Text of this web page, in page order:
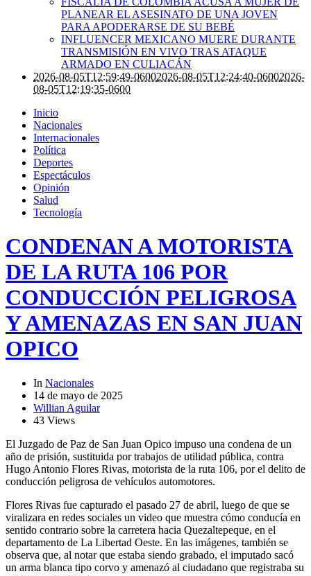
PLANEAR EL ASESINATO DE UNA JOVEN
PARA APODERARSE DE SU BEBÉ
INFLUENCER MEXICANO MUERE DURANTE
TRANSMISIÓN EN VIVO TRAS ATAQUE
ARMADO EN CULIACÁN
2026-08-05T12:59:49-06002026-08-05T12:24:40-06002026-
08-05T12:19:35-0600
Inicio
Nacionales
Internacionales
Política
Deportes
Espectáculos
Opinión
Salud
Tecnología
CONDENAN A MOTORISTA
DE LA RUTA 106 POR
CONDUCCIÓN PELIGROSA
Y AMENAZAS EN SAN JUAN
OPICO
In Nacionales
14 de mayo de 2025
Willian Aguilar
43 Views
El Juzgado de Paz de San Juan Opico impuso una condena de un
año de prisión, sustituida por trabajos de utilidad pública, contra
Hugo Antonio Flores Rivas, motorista de la ruta 106, por el delito de
conducción peligrosa de vehículos automotores.
Flores Rivas fue capturado el pasado 27 de abril, luego de que se
viralizara en redes sociales un video que muestra cómo conducía en
sentido contrario sobre la carretera hacia Quezaltepeque, en el
departamento de La Libertad Oeste. En las imágenes, también se
observa que, al notar que estaba siendo grabado, el imputado sacó
un arma blanca tipo corvo y amenazó al ciudadano que registraba su